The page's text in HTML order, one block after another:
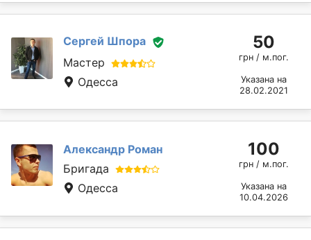
Сергей Шпора
Мастер
Одесса
50
грн / м.пог.
Указана на
28.02.2021
Александр Роман
Бригада
Одесса
100
грн / м.пог.
Указана на
10.04.2026